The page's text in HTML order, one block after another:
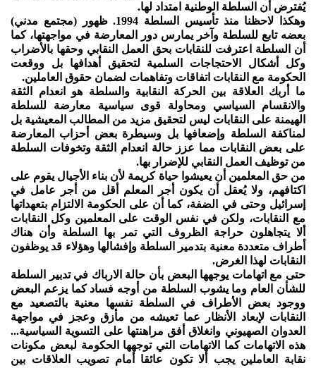
يُفترض أن السلطة الوطنية امتداد لها.
وهكذا لاحظنا منذ تأسيس السلطة 1994. ظهور (مجتمع مدني)
بعضه تابع للسلطة وآخر يمارس دور المعارضة في مواجهتها، كما
أن السلطة اعترفت للنقابات بحق العمل النقابي وحقها بالأضراب
وكل أشكال الاحتجاجات السلمية لتحقيق أهدافها بل ووقعت
الحكومة مع النقابات اتفاقات وتفاهمات لضمان حقوق العاملين.
ما أربك العلاقة بين الحركة النقابية والسلطة هو انعدام الثقة
والانقسام السياسي ومحاولة قوى سياسية معارضة للسلطة
الهيمنة على النقابات ليس لتحقيق مزيد من المطالب المعيشية بل
لمناكفة السلطة وإضعافها بل وسيطرة بعض أحزاب المعارضة
على بعض النقابات مما عزز حالة انعدام الثقة وتخوفات السلطة
من توظيف العمل النقابي للإضرار بها.
من حق المعلمين أن يعيشوا حياة كريمة لأن بناء الأجيال يقوم على
اكتافهم، ولا يُعقل أن يكون أجر المعلم أقل من أجر عامل في
إسرائيل وحتى في الضفة، كما أن على الحكومة الالتزام بتعهداتها
مع النقابات، ولكن في نفس الوقت على المعلمين وكل النقابات
ألا يتجاهلون حراجة الظروف التي تمر بها السلطة وأن هناك
أطراف متعددة معنية بتدمير السلطة وإفشالها وهؤلاء قد يوظفون
النقابات لهذا الغرض.
حتى مع اتهامات يوجهها البعض بأن حالة الارباك في تدبير السلطة
للشأن العام وما يشوب السلطة من أوجه فساد كما يزعم البعض
ووجود بعض الأطراف في السلطة نفسها معنية بالتصعيد مع
النقابات لإبعاد الأنظار عما تعيشه من مأزق وعجز في مواجهة
العدوان الصهيوني وانغلاق أفق مراهنتها على التسوية السياسية...
هذه الاتهامات كما الاتهامات التي توجهها الحكومة لبعض مكونات
نقابة العاملين يجب ألا تكون عائقا أمام تصويب العلاقات بين